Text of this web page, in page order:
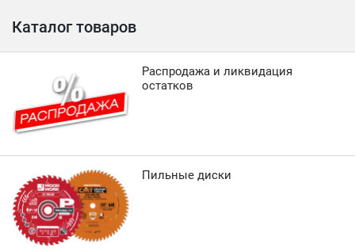
Каталог товаров
Распродажа и ликвидация
остатков
Пильные диски